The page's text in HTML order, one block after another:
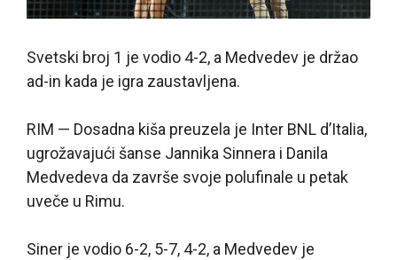
Svetski broj 1 je vodio 4-2, a Medvedev je držao
ad-in kada je igra zaustavljena.
RIM — Dosadna kiša preuzela je Inter BNL d’Italia,
ugrožavajući šanse Jannika Sinnera i Danila
Medvedeva da završe svoje polufinale u petak
uveče u Rimu.
Siner je vodio 6-2, 5-7, 4-2, a Medvedev je